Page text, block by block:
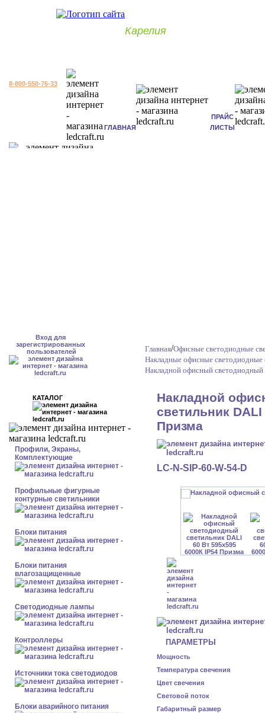
Карелия
8-800-550-76-33
ГЛАВНАЯ
ПРАЙС
ЛИСТЫ
Вход для
зарегистрированных
пользователей
КАТАЛОГ
Профили, Экраны,
Комплектующие
Профильные фигурные
контурные светильники
Блоки питания
Блоки питания
влагозащищенные
Светодиодные лампы
Контроллеры
Источники тока светодиодов
Блоки аварийного питания
Главная/Офисные светодиодные
Накладные офисные
Накладной офисный
Накладной
светильник
Призма
LC-N-SIP-60-W-54-D
ПАРАМЕТРЫ
Мощность
Температура свечения
Цвет свечения
Световой поток
Габаритный размер